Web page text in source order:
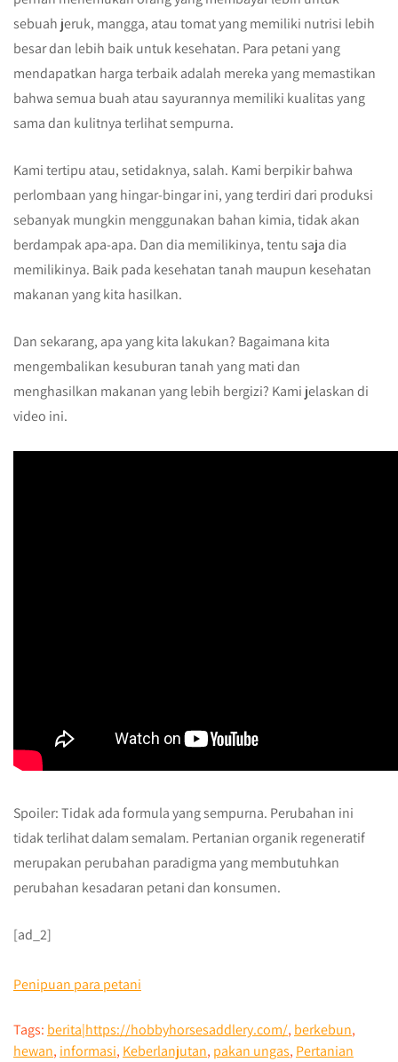
sebuah jeruk, mangga, atau tomat yang memiliki nutrisi lebih
besar dan lebih baik untuk kesehatan. Para petani yang
mendapatkan harga terbaik adalah mereka yang memastikan
bahwa semua buah atau sayurannya memiliki kualitas yang
sama dan kulitnya terlihat sempurna.
Kami tertipu atau, setidaknya, salah. Kami berpikir bahwa
perlombaan yang hingar-bingar ini, yang terdiri dari produksi
sebanyak mungkin menggunakan bahan kimia, tidak akan
berdampak apa-apa. Dan dia memilikinya, tentu saja dia
memilikinya. Baik pada kesehatan tanah maupun kesehatan
makanan yang kita hasilkan.
Dan sekarang, apa yang kita lakukan? Bagaimana kita
mengembalikan kesuburan tanah yang mati dan
menghasilkan makanan yang lebih bergizi? Kami jelaskan di
video ini.
Spoiler: Tidak ada formula yang sempurna. Perubahan ini
tidak terlihat dalam semalam. Pertanian organik regeneratif
merupakan perubahan paradigma yang membutuhkan
perubahan kesadaran petani dan konsumen.
[ad_2]
Penipuan para petani
Tags: berita|https://hobbyhorsesaddlery.com/, berkebun,
hewan, informasi, Keberlanjutan, pakan ungas, Pertanian